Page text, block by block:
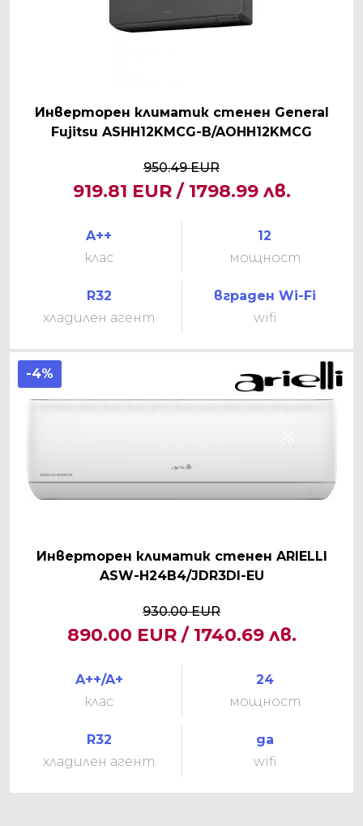
Инверторен климатик стенен General
Fujitsu ASHH12KMCG-B/AOHH12KMCG
950.49 EUR
919.81 EUR / 1798.99 лв.
A++
клас
12
мощност
R32
хладилен агент
вграден Wi-Fi
wifi
-4%
Инверторен климатик стенен ARIELLI
ASW-H24B4/JDR3DI-EU
930.00 EUR
890.00 EUR / 1740.69 лв.
A++/A+
клас
24
мощност
R32
хладилен агент
да
wifi